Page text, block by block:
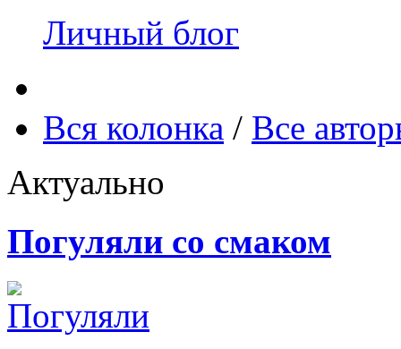
Личный блог
Вся колонка / Все
Актуально
Погуляли со смаком